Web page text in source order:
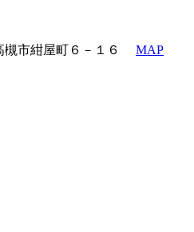
槻市紺屋町６－１６ MAP